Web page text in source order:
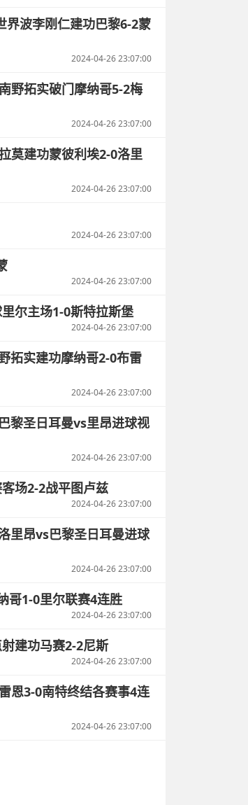
界波李刚仁建功巴黎6-2蒙
2024-04-26 23:07:00
野拓实破门摩纳哥5-2梅
2024-04-26 23:07:00
莫建功蒙彼利埃2-0洛里
2024-04-26 23:07:00
2024-04-26 23:07:00
2024-04-26 23:07:00
尔主场1-0斯特拉斯堡
2024-04-26 23:07:00
拓实建功摩纳哥2-0布雷
2024-04-26 23:07:00
黎圣日耳曼vs里昂进球视
2024-04-26 23:07:00
场2-2战平图卢兹
2024-04-26 23:07:00
里昂vs巴黎圣日耳曼进球
2024-04-26 23:07:00
哥1-0里尔联赛4连胜
2024-04-26 23:07:00
建功马赛2-2尼斯
2024-04-26 23:07:00
恩3-0南特终结各赛事4连
2024-04-26 23:07:00